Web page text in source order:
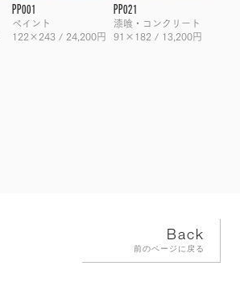
PP001
ペイント
122×243 / 24,200円
PP021
漆喰・コンクリート
91×182 / 13,200円
Back
前のページに戻る